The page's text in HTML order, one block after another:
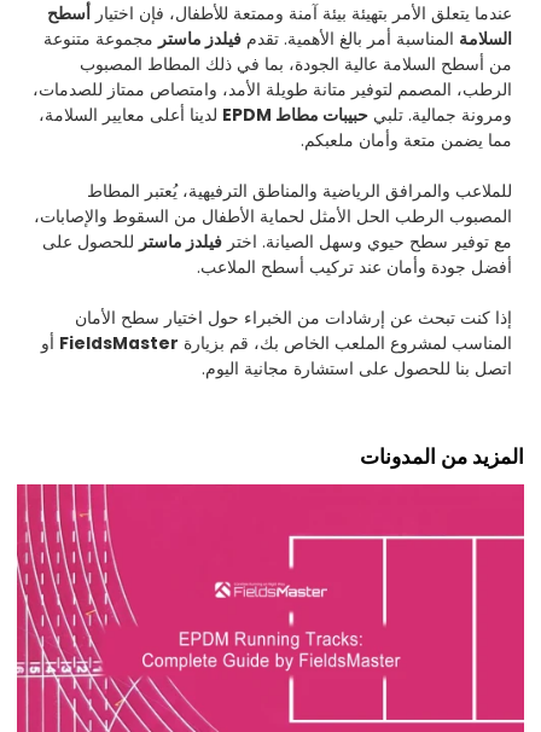
عندما يتعلق الأمر بتهيئة بيئة آمنة وممتعة للأطفال، فإن اختيارأسطح
السلامة المناسبة أمر بالغ الأهمية. تقدمفيلدز ماستر مجموعة متنوعة
من أسطح السلامة عالية الجودة، بما في ذلك المطاط المصبوب
الرطب، المصمم لتوفير متانة طويلة الأمد، وامتصاص ممتاز للصدمات،
ومرونة جمالية. تلبيحبيبات مطاط EPDM
لدينا أعلى معايير السلامة،
مما يضمن متعة وأمان ملعبكم.
للملاعب والمرافق الرياضية والمناطق الترفيهية، يُعتبر المطاط
المصبوب الرطب الحل الأمثل لحماية الأطفال من السقوط والإصابات،
مع توفير سطح حيوي وسهل الصيانة. اخترفيلدز ماستر للحصول على
أفضل جودة وأمان عند تركيب أسطح الملاعب.
إذا كنت تبحث عن إرشادات من الخبراء حول اختيار سطح الأمان
المناسب لمشروع الملعب الخاص بك، قم بزيارة FieldsMaster أو
اتصل بنا للحصول على استشارة مجانية اليوم.
المزيد من المدونات